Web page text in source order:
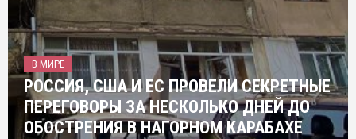
В МИРЕ
РОССИЯ, США И ЕС ПРОВЕЛИ СЕКРЕТНЫЕ
ПЕРЕГОВОРЫ ЗА НЕСКОЛЬКО ДНЕЙ ДО
ОБОСТРЕНИЯ В НАГОРНОМ КАРАБАХЕ